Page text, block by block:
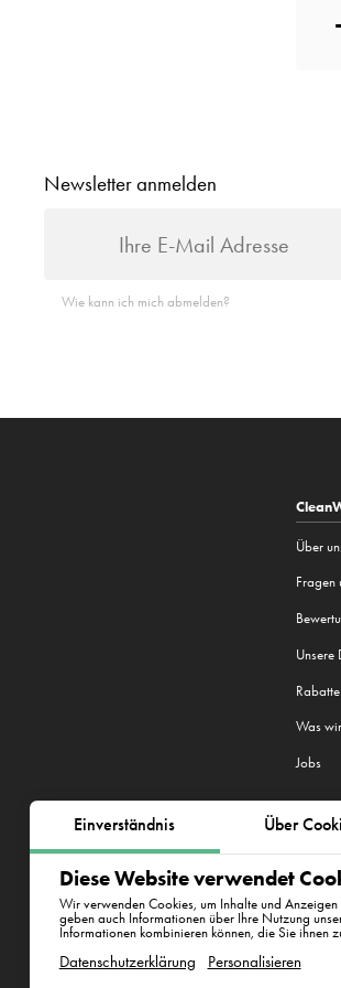
Einverständnis Über
Diese Website verwendet
Wir verwenden Cookies, um Inhalte und
geben auch Informationen über Ihre Nutzung
Informationen kombinieren können, die Sie ihnen
Datenschutzerklärung Personalisieren
Newsletter anmelden
Wie kann ich mich abmelden?
Über
Fragen
Unsere
Was
Jobs
Wir
New